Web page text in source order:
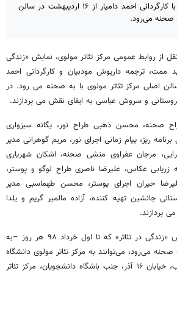
نمایش «زندگی در تئاتر» با کارگردانی احمد دامیار از ۱۶ اردیبهشت در سالن
صحنه می‌رود.
از روابط عمومی مرکز تئاتر مولوی، نمایش «زندگی
ممت، ترجمه داریوش مودبیان و کارگردانی احمد
در سالن اصلی مرکز تئاتر مولوی با به صحنه می رود. در
و سروش عباسی به ایفای نقش می پردازند.
صحنه، محسن ذهبی طراح نور، یگانه سبزواری
برنامه ریز، پیام زمانی اجرای نور، مریم گوهرانی مدیر
مرجان عفراوی منشی صحنه، اشکان شهریاری
عکاس، علیرضا ناصری طراح لوگو و پوستر،
حیران اجرای پوستر، محسن طهماسبی مدیر
جانشین تهیه کننده، آزاده مالمیر گریم و یلدا
پردازند.
علاقه‌مندان برای دیدن نمایش «زندگی در تئاتر» که تا اول خرداد ۹۸ هر روز –به
ها- در ساعت ۱۹ به صحنه می‌رود، می‌توانند به مرکز تئاتر مولوی دانشگاه
تهران به آدرس خیابان انقلاب، خیابان ۱۶ آذر، جنب باشگاه دانشجویان، مرکز تئاتر